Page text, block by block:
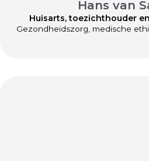
Hans van
Huisarts, toezichthouder
Gezondheidszorg, medische